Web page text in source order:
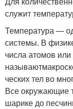
служит
Температура —
системы. В
числа атомов
ческих тел во
Все окружающие
шарике до